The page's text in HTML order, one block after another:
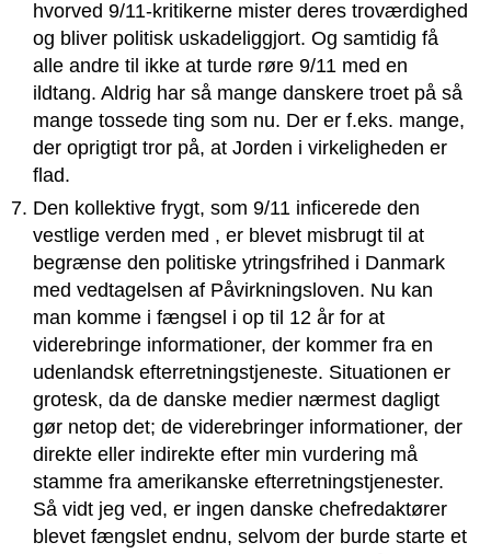
hvorved 9/11-kritikerne mister deres troværdighed
og bliver politisk uskadeliggjort. Og samtidig få
alle andre til ikke at turde røre 9/11 med en
ildtang. Aldrig har så mange danskere troet på så
mange tossede ting som nu. Der er f.eks. mange,
der oprigtigt tror på, at Jorden i virkeligheden er
flad.
Den kollektive frygt, som 9/11 inficerede den
vestlige verden med , er blevet misbrugt til at
begrænse den politiske ytringsfrihed i Danmark
med vedtagelsen af Påvirkningsloven. Nu kan
man komme i fængsel i op til 12 år for at
viderebringe informationer, der kommer fra en
udenlandsk efterretningstjeneste. Situationen er
grotesk, da de danske medier nærmest dagligt
gør netop det; de viderebringer informationer, der
direkte eller indirekte efter min vurdering må
stamme fra amerikanske efterretningstjenester.
Så vidt jeg ved, er ingen danske chefredaktører
blevet fængslet endnu, selvom der burde starte et